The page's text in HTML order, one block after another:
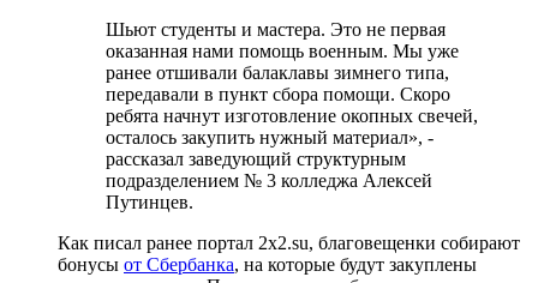
Шьют студенты и мастера. Это не первая
оказанная нами помощь военным. Мы уже
ранее отшивали балаклавы зимнего типа,
передавали в пункт сбора помощи. Скоро
ребята начнут изготовление окопных свечей,
осталось закупить нужный материал», -
рассказал заведующий структурным
подразделением № 3 колледжа Алексей
Путинцев.
Как писал ранее портал 2х2.su, благовещенки собирают
бонусы от Сбербанка, на которые будут закуплены